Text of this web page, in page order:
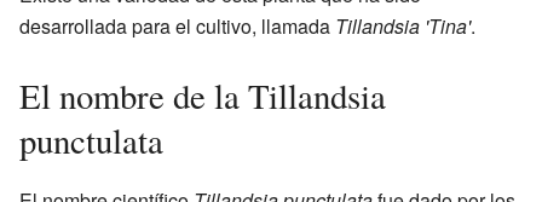
desarrollada para el cultivo, llamada Tillandsia 'Tina'.
El nombre de la Tillandsia
punctulata